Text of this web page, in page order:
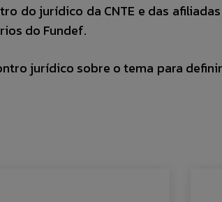
do jurídico da CNTE e das
do Fundef.
jurídico sobre o tema para